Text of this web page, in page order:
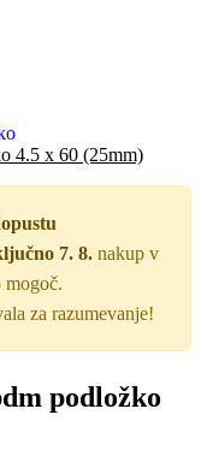
4.5 x 60 (25mm)
7. 8. nakup v
mogoč.
za razumevanje!
podložko